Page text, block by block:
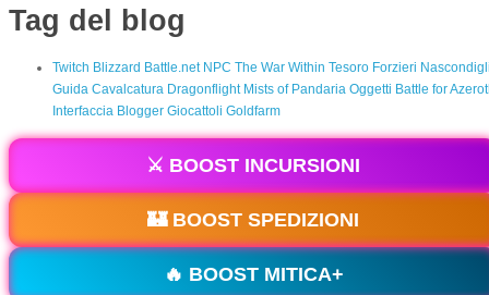
Tag del blog
Twitch Blizzard Battle.net NPC The War Within Tesoro Forzieri
Guida Cavalcatura Dragonflight Mists of Pandaria Oggetti Battle for
Interfaccia Blogger Giocattoli Goldfarm
⚔️ BOOST INCURSIONI
🏰 BOOST SPEDIZIONI
🔥 BOOST MITICA+